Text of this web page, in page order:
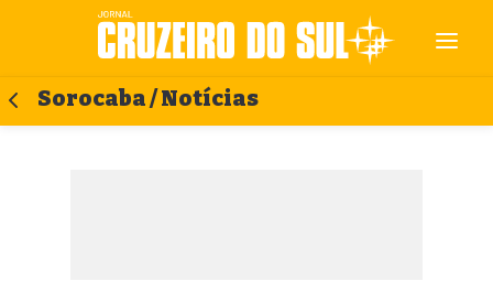
Sorocaba / Notícias